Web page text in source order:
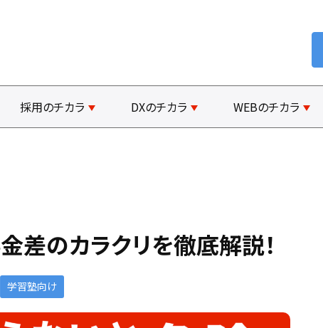
採用のチカラ DXのチカラ WEBのチカラ
差のカラクリを徹底解説！
学習塾向け